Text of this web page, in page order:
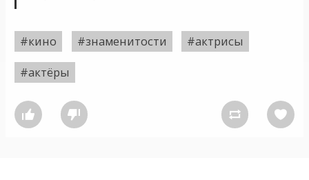
#кино #знаменитости
#актрисы
#актёры
   